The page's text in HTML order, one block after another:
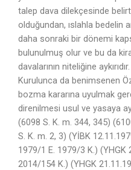
talep dava dilekçesinde
olduğundan, ıslahla bedelin
daha sonraki bir dönemi
bulunulmuş olur ve bu da
davalarının niteliğine
Kurulunca da benimsenen
bozma kararına uyulmak
direnilmesi usul ve yasaya
(6098 S. K. m. 344, 345)
S. K. m. 2, 3) (YİBK
1979/1 E. 1979/3 K.) (YHGK
2014/154 K.) (YHGK